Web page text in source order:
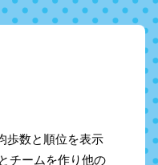
歩数と順位を表示
チームを作り他の